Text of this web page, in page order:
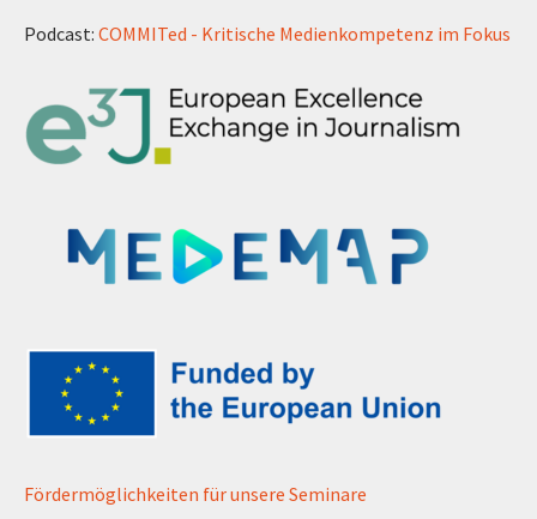
Podcast: COMMITed - Kritische Medienkompetenz im Fokus
Fördermöglichkeiten für unsere Seminare